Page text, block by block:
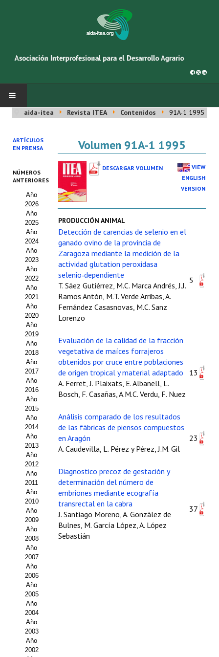
INICIO
SOBRE NOSOTROS
Asociación AIDA
Cincuentenario AIDA
Organigrama
Estatutos
Hacerse socio
Noticias
Galería de Fotos
Web AIDA 2.0
REVISTA ITEA
Presentación ITEA
Equipo Editorial
Leer revista ITEA
Directrices para autores/as
Políticas Editoriales
Propuesta Volumen Especial
Sello Calidad FECYT
Premio Prensa Agraria
Buscador de Artículos
JORNADAS AIDA
Presentación Jornadas
Comunicaciones
Jornadas PAM 2026
Premio Jóvenes Investigadores
Buscador de Comunicaciones
aida-itea Revista ITEA Contenidos 91A-1 1995
ARTÍCULOS
EN PRENSA
NÚMEROS
ANTERIORES
Año
2026
Año
2025
Año
2024
Año
2023
Año
2022
Año
2021
Año
2020
Año
2019
Año
2018
Año
2017
Año
2016
Año
2015
Año
2014
Año
2013
Año
2012
Año
2011
Año
2010
Año
2009
Año
2008
Año
2007
Año
2006
Año
2005
Año
2004
Año
2003
Año
2002
Volumen 91A-1 1995
DESCARGAR VOLUMEN
VIEW
ENGLISH
VERSION
PRODUCCIÓN ANIMAL
Detección de carencias de selenio en el
ganado ovino de la provincia de
Zaragoza mediante la medición de la
actividad glutation peroxidasa
selenio‑dependiente
T. Sáez Gutiérrez, M.C. Marca Andrés, J.J.
Ramos Antón, M.T. Verde Arribas, A.
Fernández Casasnovas, M.C. Sanz
Lorenzo
5
Evaluación de la calidad de la fracción
vegetativa de maíces forrajeros
obtenidos por cruce entre poblaciones
de origen tropical y material adaptado
A. Ferret, J. Plaixats, E. Albanell, L.
Bosch, F. Casañas, A.M.C. Verdu, F. Nuez
13
Análisis comparado de los resultados
de las fábricas de piensos compuestos
en Aragón
A. Caudevilla, L. Pérez y Pérez, J.M. Gil
23
Diagnostico precoz de gestación y
determinación del número de
embriones mediante ecografía
transrectal en la cabra
J. Santiago Moreno, A. González de
Bulnes, M. García López, A. López
Sebastián
37